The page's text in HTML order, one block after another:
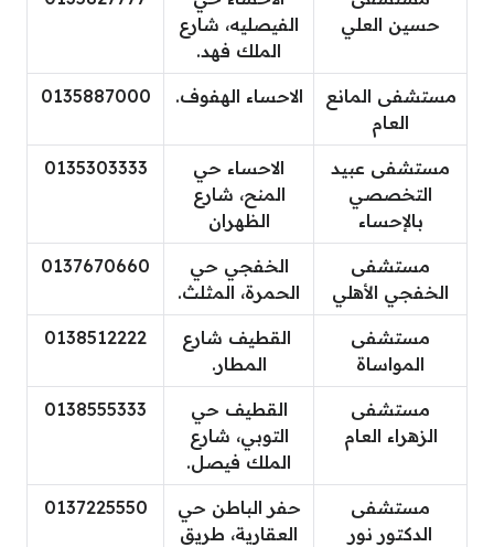
حسين العلي
الفيصليه، شارع
الملك فهد.
مستشفى المانع
العام
الاحساء الهفوف. 0135887000
مستشفى عبيد
التخصصي
بالإحساء
الاحساء حي
المنح، شارع
الظهران
0135303333
مستشفى
الخفجي الأهلي
الخفجي حي
الحمرة، المثلث.
0137670660
مستشفى
المواساة
القطيف شارع
المطار.
0138512222
مستشفى
الزهراء العام
القطيف حي
التوبي، شارع
الملك فيصل.
0138555333
مستشفى
الدكتور نور
حفر الباطن حي
العقارية، طريق
0137225550